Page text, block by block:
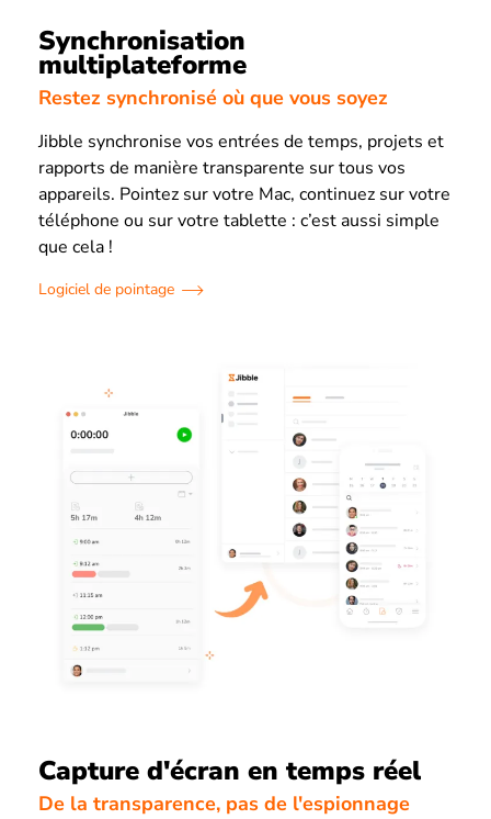
Synchronisation
multiplateforme
Restez synchronisé où que vous soyez
Jibble synchronise vos entrées de temps, projets et
rapports de manière transparente sur tous vos
appareils. Pointez sur votre Mac, continuez sur votre
téléphone ou sur votre tablette : c’est aussi simple
que cela !
Logiciel de pointage
Capture d'écran en temps réel
De la transparence, pas de l'espionnage